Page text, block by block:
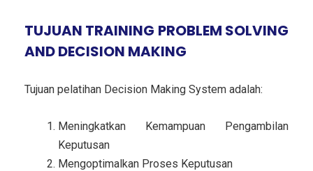
TUJUAN TRAINING PROBLEM SOLVING
AND DECISION MAKING
Tujuan pelatihan Decision Making System adalah:
Meningkatkan Kemampuan Pengambilan
Keputusan
Mengoptimalkan Proses Keputusan